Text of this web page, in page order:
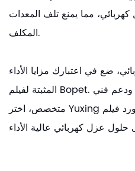
مما يمنع تلف المعدات
المكلف.
ضع في اعتبارك مزايا الأداء
المثبتة لفيلم Bopet. للحصول على إمداد موثوق به ودعم فني
متخصص، اختر Yuxing كمورد فيلم Bopet الموثوق به للحصول